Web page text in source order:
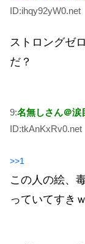
ID:ihqy92yW0.net
ストロングゼ
だ？
9:名無しさん＠涙
ID:tkAnKxRv0.net
>>1
この人の絵、
っていてすきｗ